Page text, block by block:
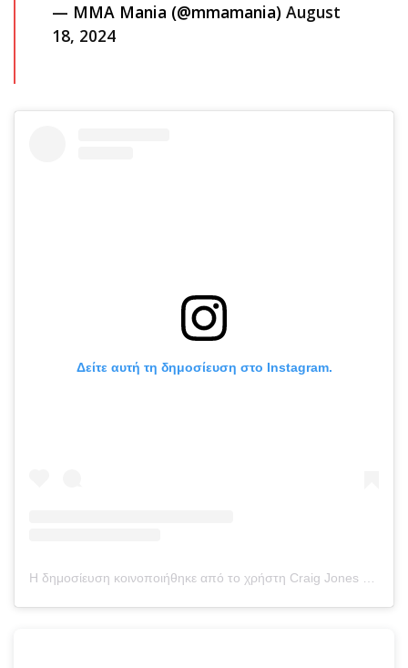
— MMA Mania (@mmamania) August
18, 2024
Δείτε αυτή τη δημοσίευση στο Instagram.